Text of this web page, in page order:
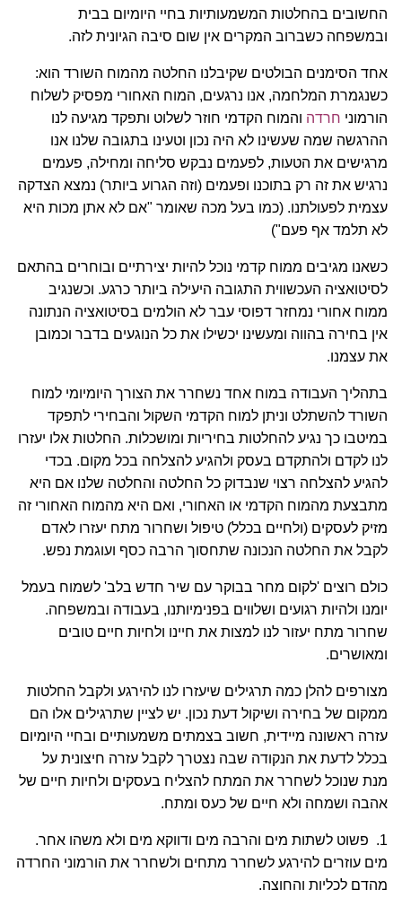
החשובים בהחלטות המשמעותיות בחיי היומיום בבית
ובמשפחה כשברוב המקרים אין שום סיבה הגיונית לזה.
אחד הסימנים הבולטים שקיבלנו החלטה מהמוח השורד הוא:
כשנגמרת המלחמה, אנו נרגעים, המוח האחורי מפסיק לשלוח
הורמוני חרדה והמוח הקדמי חוזר לשלוט ותפקד מגיעה לנו
ההרגשה שמה שעשינו לא היה נכון וטעינו בתגובה שלנו אנו
מרגישים את הטעות, לפעמים נבקש סליחה ומחילה, פעמים
נרגיש את זה רק בתוכנו ופעמים (וזה הגרוע ביותר) נמצא הצדקה
עצמית לפעולתנו. (כמו בעל מכה שאומר "אם לא אתן מכות היא
לא תלמד אף פעם")
כשאנו מגיבים ממוח קדמי נוכל להיות יצירתיים ובוחרים בהתאם
לסיטואציה העכשווית התגובה היעילה ביותר כרגע. וכשנגיב
ממוח אחורי נמחזר דפוסי עבר לא הולמים בסיטואציה הנתונה
אין בחירה בהווה ומעשינו יכשילו את כל הנוגעים בדבר וכמובן
את עצמנו.
בתהליך העבודה במוח אחד נשחרר את הצורך היומיומי למוח
השורד להשתלט וניתן למוח הקדמי השקול והבחירי לתפקד
במיטבו כך נגיע להחלטות בחיריות ומושכלות. החלטות אלו יעזרו
לנו לקדם ולהתקדם בעסק ולהגיע להצלחה בכל מקום. בכדי
להגיע להצלחה רצוי שנבדוק כל החלטה והחלטה שלנו אם היא
מתבצעת מהמוח הקדמי או האחורי, ואם היא מהמוח האחורי זה
מזיק לעסקים (ולחיים בכלל) טיפול ושחרור מתח יעזרו לאדם
לקבל את החלטה הנכונה שתחסוך הרבה כסף ועוגמת נפש.
כולם רוצים 'לקום מחר בבוקר עם שיר חדש בלב' לשמוח בעמל
יומנו ולהיות רגועים ושלווים בפנימיותנו, בעבודה ובמשפחה.
שחרור מתח יעזור לנו למצות את חיינו ולחיות חיים טובים
ומאושרים.
מצורפים להלן כמה תרגילים שיעזרו לנו להירגע ולקבל החלטות
ממקום של בחירה ושיקול דעת נכון. יש לציין שתרגילים אלו הם
עזרה ראשונה מיידית, חשוב בצמתים משמעותיים ובחיי היומיום
בכלל לדעת את הנקודה שבה נצטרך לקבל עזרה חיצונית על
מנת שנוכל לשחרר את המתח להצליח בעסקים ולחיות חיים של
אהבה ושמחה ולא חיים של כעס ומתח.
1. פשוט לשתות מים והרבה מים ודווקא מים ולא משהו אחר.
מים עוזרים להירגע לשחרר מתחים ולשחרר את הורמוני החרדה
מהדם לכליות והחוצה.